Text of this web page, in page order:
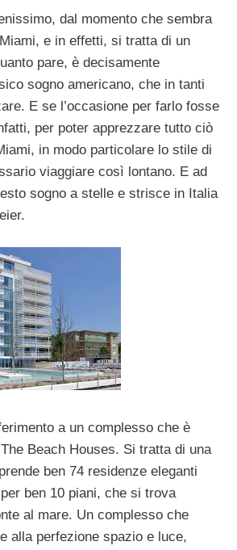
dal momento che sembra
e in effetti, si tratta di un
pare, è decisamente
sogno americano, che in tanti
E se l’occasione per farlo fosse
per poter apprezzare tutto ciò
in modo particolare lo stile di
viaggiare così lontano. E ad
sogno a stelle e strisce in Italia
a un complesso che è
Beach Houses. Si tratta di una
ben 74 residenze eleganti
ben 10 piani, che si trova
al mare. Un complesso che
alla perfezione spazio e luce,